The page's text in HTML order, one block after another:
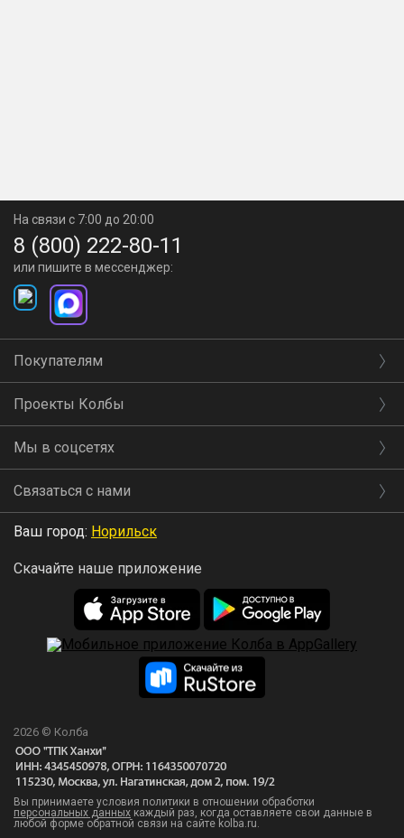
На связи с 7:00 до 20:00
8 (800) 222-80-11
или пишите в мессенджер:
Покупателям
Проекты Колбы
Мы в соцсетях
Связаться с нами
Ваш город: Норильск
Скачайте наше приложение
2026 © Колба
Вы принимаете условия политики в отношении обработки
персональных данных каждый раз, когда оставляете свои данные в
любой форме обратной связи на сайте kolba.ru.